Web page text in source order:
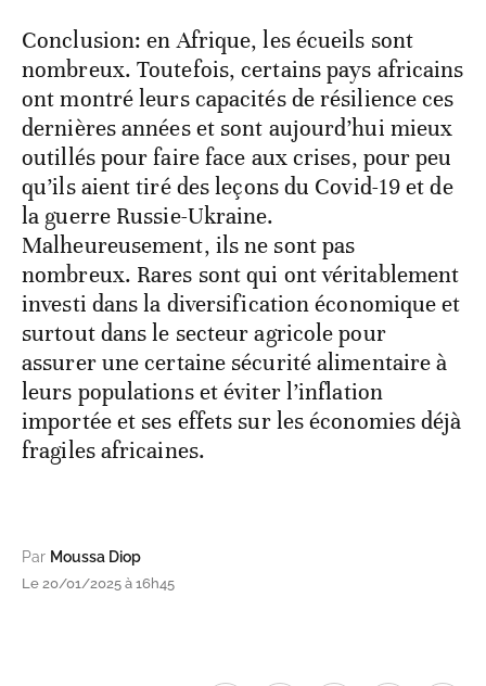
Conclusion: en Afrique, les écueils sont
nombreux. Toutefois, certains pays africains
ont montré leurs capacités de résilience ces
dernières années et sont aujourd’hui mieux
outillés pour faire face aux crises, pour peu
qu’ils aient tiré des leçons du Covid-19 et de
la guerre Russie-Ukraine.
Malheureusement, ils ne sont pas
nombreux. Rares sont qui ont véritablement
investi dans la diversification économique et
surtout dans le secteur agricole pour
assurer une certaine sécurité alimentaire à
leurs populations et éviter l’inflation
importée et ses effets sur les économies déjà
fragiles africaines.
Par Moussa Diop
Le 20/01/2025 à 16h45